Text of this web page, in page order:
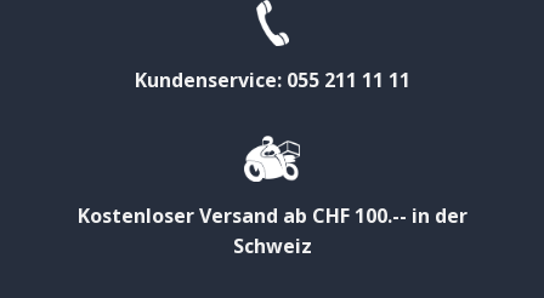
Kundenservice: 055 211 11 11
Kostenloser Versand ab CHF 100.-- in der
Schweiz